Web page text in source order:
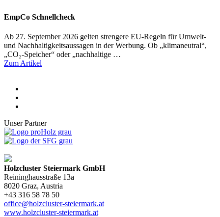
EmpCo Schnellcheck
Ab 27. September 2026 gelten strengere EU-Regeln für Umwelt-
und Nachhaltigkeitsaussagen in der Werbung. Ob „klimaneutral“,
„CO₂-Speicher“ oder „nachhaltige …
Zum Artikel
Unser Partner
Holzcluster Steiermark GmbH
Reininghausstraße 13a
8020 Graz, Austria
+43 316 58 78 50
office@holzcluster-steiermark.at
www.holzcluster-steiermark.at